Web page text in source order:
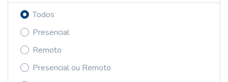
Todos
Presencial
Remoto
Presencial ou Remoto